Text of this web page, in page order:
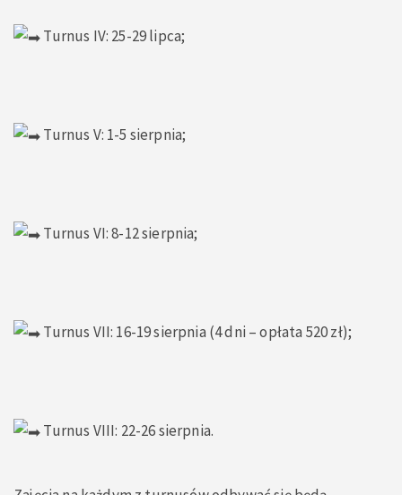
Turnus IV: 25-29 lipca;
Turnus V: 1-5 sierpnia;
Turnus VI: 8-12 sierpnia;
Turnus VII: 16-19 sierpnia (4 dni – opłata 520 zł);
Turnus VIII: 22-26 sierpnia.